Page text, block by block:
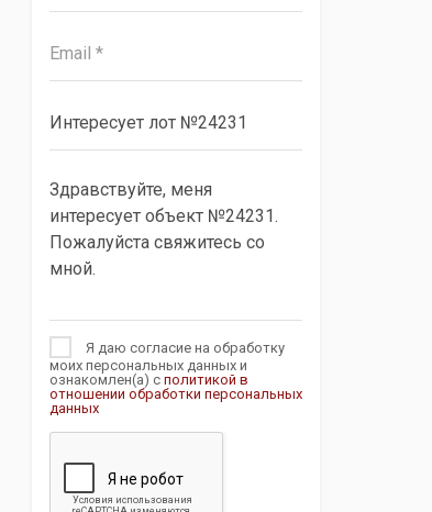
Я даю согласие на обработку
моих персональных данных и
ознакомлен(а) с политикой в
отношении обработки персональных
данных